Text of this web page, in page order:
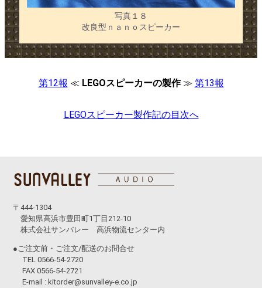
写真１８
改良型ｎａｎｏスピーカー
第12報 ≪ LEGOスピーカーの製作≫ 第13報
LEGOスピーカー製作記の目次へ
〒444-1304
愛知県高浜市豊田町1丁目212-10
株式会社サンバレー 高浜物流センター内
●ご注文前・ご注文/配送のお問合せ
TEL 0566-54-2720
FAX 0566-54-2721
E-mail : kitorder@sunvalley-e.co.jp